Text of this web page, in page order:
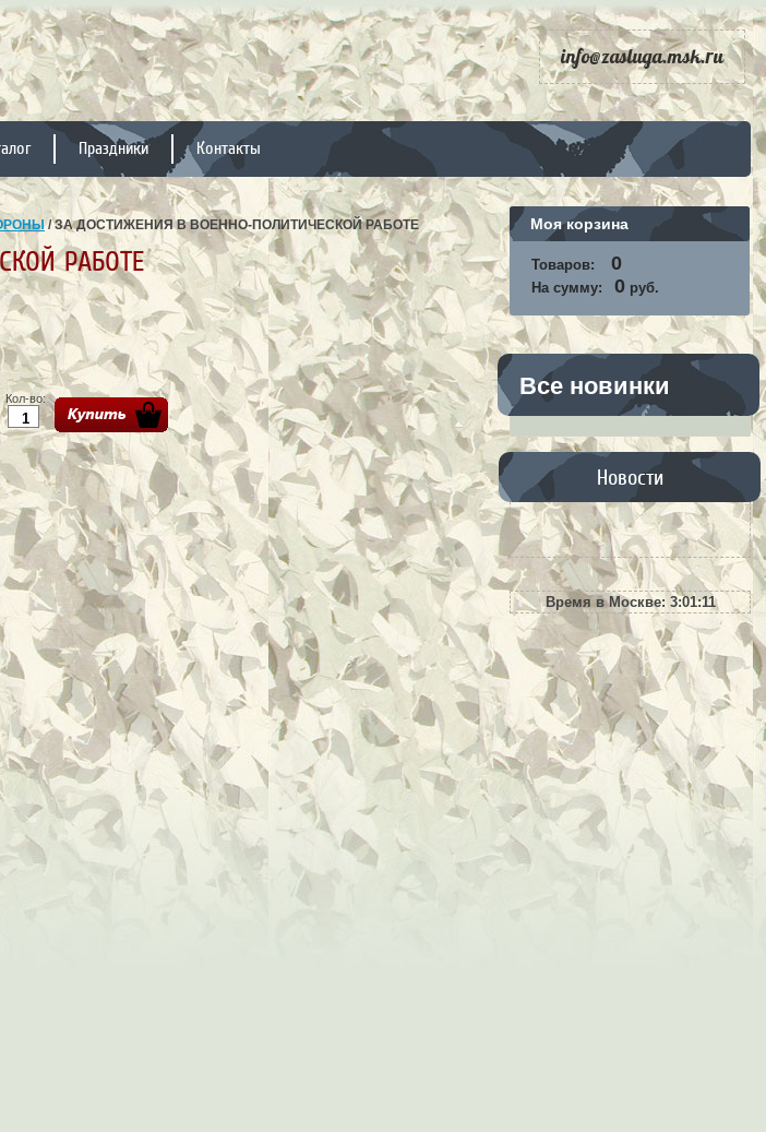
info@zasluga.msk.ru
Праздники Контакты
/ ЗА ДОСТИЖЕНИЯ В ВОЕННО-ПОЛИТИЧЕСКОЙ РАБОТЕ
РАБОТЕ
Кол-во:
Моя корзина
Товаров: 0
На сумму: 0 руб.
Все новинки
Новости
Время в Москве: 3:01:12